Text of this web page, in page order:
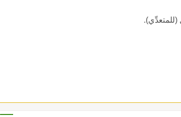
(للمتعدِّي).